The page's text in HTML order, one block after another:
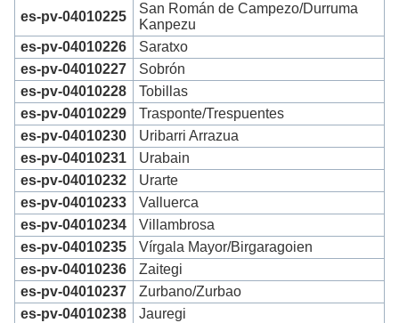
es-pv-04010225
San Román de Campezo/Durruma
Kanpezu
es-pv-04010226
Saratxo
es-pv-04010227
Sobrón
es-pv-04010228
Tobillas
es-pv-04010229
Trasponte/Trespuentes
es-pv-04010230
Uribarri Arrazua
es-pv-04010231
Urabain
es-pv-04010232
Urarte
es-pv-04010233
Valluerca
es-pv-04010234
Villambrosa
es-pv-04010235
Vírgala Mayor/Birgaragoien
es-pv-04010236
Zaitegi
es-pv-04010237
Zurbano/Zurbao
es-pv-04010238
Jauregi